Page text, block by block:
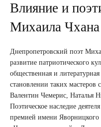
Влияние и
Михаила Чхана
Днепропетровский поэт
развитие патриотического
общественная и
становлении таких мастеров
Валентин Чемерис, Наталья
Поэтическое наследие
премией имени Яворницкого